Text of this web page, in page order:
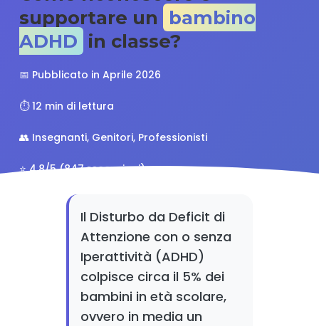
supportare un
bambino
ADHD in classe?
📅 Pubblicato in Aprile 2026
⏱️ 12 min di lettura
👥 Insegnanti, Genitori, Professionisti
⭐ 4.8/5 (847 recensioni)
Il Disturbo da Deficit di
Attenzione con o senza
Iperattività (ADHD)
colpisce circa il 5% dei
bambini in età scolare,
ovvero in media un